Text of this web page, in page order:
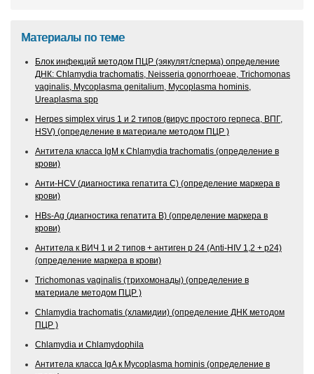
Материалы по теме
Блок инфекций методом ПЦР (эякулят/сперма) определение
ДНК: Chlamydia trachomatis, Neisseria gonorrhoeae, Trichomonas
vaginalis, Mycoplasma genitalium, Mycoplasma hominis,
Ureaplasma spp
Herpes simplex virus 1 и 2 типов (вирус простого герпеса, ВПГ,
HSV) (определение в материале методом ПЦР )
Антитела класса IgM к Chlamydia trachomatis (определение в
крови)
Анти-HCV (диагностика гепатита С) (определение маркера в
крови)
HBs-Ag (диагностика гепатита В) (определение маркера в
крови)
Антитела к ВИЧ 1 и 2 типов + антиген р 24 (Аnti-HIV 1,2 + р24)
(определение маркера в крови)
Trichomonas vaginalis (трихомонады) (определение в
материале методом ПЦР )
Chlamydia trachomatis (хламидии) (определение ДНК методом
ПЦР )
Chlamydia и Chlamydophila
Антитела класса IgA к Mycoplasma hominis (определение в